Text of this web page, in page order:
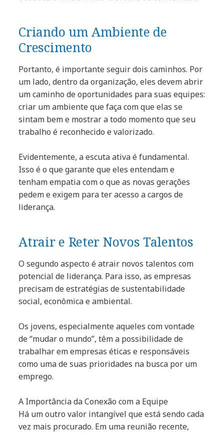
Criando um Ambiente de
Crescimento
Portanto, é importante seguir dois caminhos. Por
um lado, dentro da organização, eles devem abrir
um caminho de oportunidades para suas equipes:
criar um ambiente que faça com que elas se
sintam bem e mostrar a todo momento que seu
trabalho é reconhecido e valorizado.
Evidentemente, a escuta ativa é fundamental.
Isso é o que garante que eles entendam e
tenham empatia com o que as novas gerações
pedem e exigem para ter acesso a cargos de
liderança.
Atrair e Reter Novos Talentos
O segundo aspecto é atrair novos talentos com
potencial de liderança. Para isso, as empresas
precisam de estratégias de sustentabilidade
social, econômica e ambiental.
Os jovens, especialmente aqueles com vontade
de “mudar o mundo”, têm a possibilidade de
trabalhar em empresas éticas e responsáveis
como uma de suas prioridades na busca por um
emprego.
A Importância da Conexão com a Equipe
Há um outro valor intangível que está sendo cada
vez mais procurado. Em uma reunião recente,